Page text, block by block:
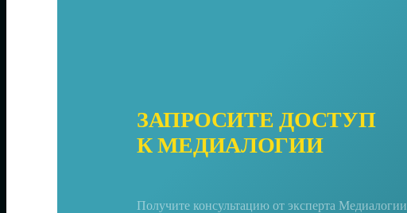
ЗАПРОСИТЕ ДОСТУП
К МЕДИАЛОГИИ
Получите консультацию от эксперта Медиалогии